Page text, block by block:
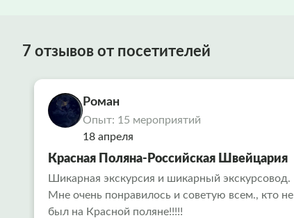
7 отзывов от посетителей
Роман
Опыт: 15 мероприятий
18 апреля
Красная Поляна-Российская Швейцария
Шикарная экскурсия и шикарный экскурсовод.
Мне очень понравилось и советую всем., кто не
был на Красной поляне!!!!!